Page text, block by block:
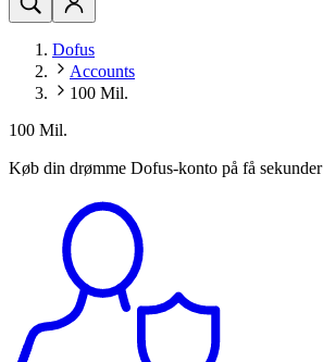
Dofus
Accounts
100 Mil.
100 Mil.
Køb din drømme Dofus-konto på få sekunder